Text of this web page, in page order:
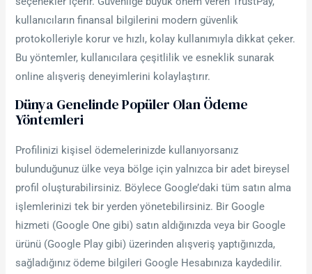
kullanıcıların finansal bilgilerini modern güvenlik
protokolleriyle korur ve hızlı, kolay kullanımıyla dikkat çeker.
Bu yöntemler, kullanıcılara çeşitlilik ve esneklik sunarak
online alışveriş deneyimlerini kolaylaştırır.
Dünya Genelinde Popüler Olan Ödeme
Yöntemleri
Profilinizi kişisel ödemelerinizde kullanıyorsanız
bulunduğunuz ülke veya bölge için yalnızca bir adet bireysel
profil oluşturabilirsiniz. Böylece Google’daki tüm satın alma
işlemlerinizi tek bir yerden yönetebilirsiniz. Bir Google
hizmeti (Google One gibi) satın aldığınızda veya bir Google
ürünü (Google Play gibi) üzerinden alışveriş yaptığınızda,
sağladığınız ödeme bilgileri Google Hesabınıza kaydedilir.